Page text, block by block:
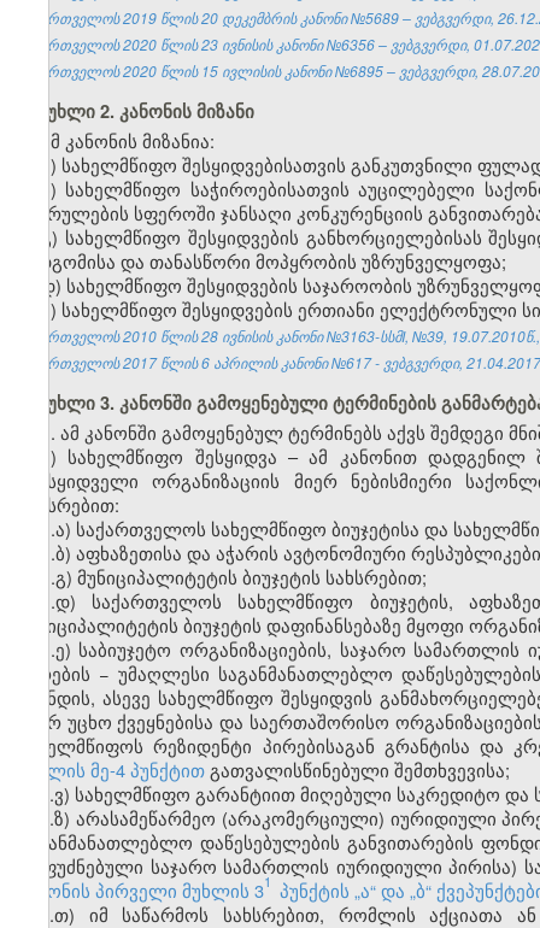
საქართველოს 2019 წლის 20 დეკემბრის კანონი №5689 – ვებგვერდი,
საქართველოს 2020 წლის 23 ივნისის კანონი №6356 – ვებგვერდი,
საქართველოს 2020 წლის 15 ივლისის კანონი №6895 – ვებგვერდი,
მუხლი 2. კანონის მიზანი
ამ კანონის მიზანია:
ა) სახელმწიფო შესყიდვებისათვის განკუთვნილი
ბ) სახელმწიფო საჭიროებისათვის აუცილებელი
შესრულების სფეროში ჯანსაღი კონკურენციის
გ) სახელმწიფო შესყიდვების განხორციელებისას
მიდგომისა და თანასწორი მოპყრობის უზრუნველყოფა;
დ) სახელმწიფო შესყიდვების საჯაროობის
ე) სახელმწიფო შესყიდვების ერთიანი ელექტრონული
საქართველოს 2010 წლის 28 ივნისის კანონი №3163-სსმI, №39,
საქართველოს 2017 წლის 6 აპრილის კანონი №617 - ვებგვერდი,
მუხლი 3. კანონში გამოყენებული ტერმინების
1. ამ კანონში გამოყენებულ ტერმინებს აქვს შემდეგი
ა) სახელმწიფო შესყიდვა – ამ კანონით დადგენილ
შემსყიდველი ორგანიზაციის მიერ ნებისმიერი
სახსრებით:
ა.ა) საქართველოს სახელმწიფო ბიუჯეტისა და
ა.ბ) აფხაზეთისა და აჭარის ავტონომიური
ა.გ) მუნიციპალიტეტის ბიუჯეტის სახსრებით;
ა.დ) საქართველოს სახელმწიფო ბიუჯეტის,
მუნიციპალიტეტის ბიუჯეტის დაფინანსებაზე მყოფი
ა.ე) საბიუჯეტო ორგანიზაციების, საჯარო
პირების − უმაღლესი საგანმანათლებლო
ფონდის, ასევე სახელმწიფო შესყიდვის
მიერ უცხო ქვეყნებისა და საერთაშორისო
სახელმწიფოს რეზიდენტი პირებისაგან გრანტისა და
მუხლის მე-4 პუნქტითგათვალისწინებული შემთხვევისა;
ა.ვ) სახელმწიფო გარანტიით მიღებული საკრედიტო და
ა.ზ) არასამეწარმეო (არაკომერციული) იურიდიული
საგანმანათლებლო დაწესებულების განვითარების
დაფუძნებული საჯარო სამართლის იურიდიული პირისა)
კანონის პირველი მუხლის 31 პუნქტის „ა“ და „ბ“
ა.თ) იმ საწარმოს სახსრებით, რომლის აქციათა